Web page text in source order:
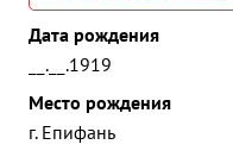
Дата рождения
__.__.1919
Место рождения
г. Епифань